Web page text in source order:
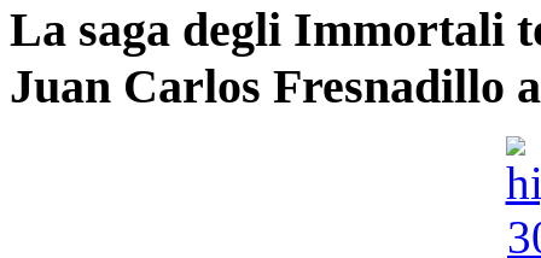
La saga degli Immortali
Juan Carlos Fresnadillo